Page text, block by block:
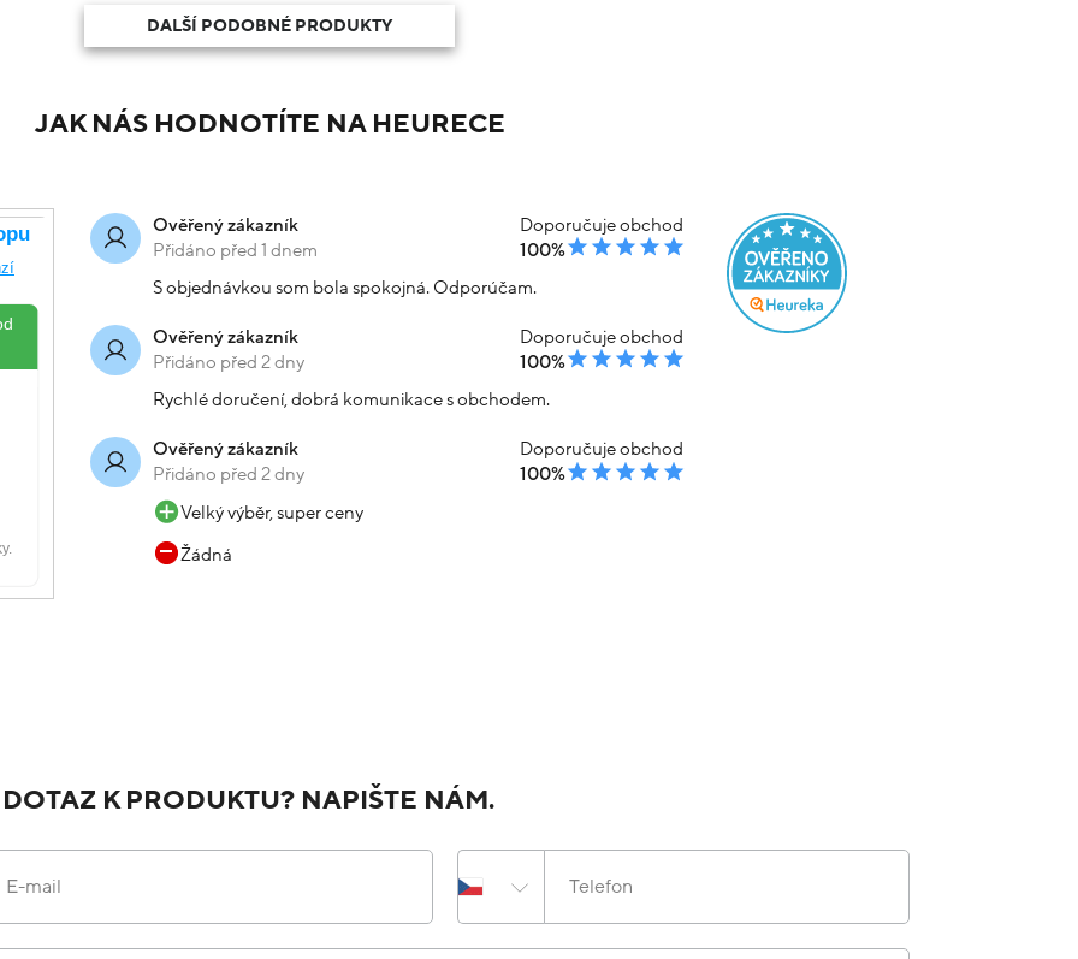
DALŠÍ PODOBNÉ PRODUKTY
JAK NÁS HODNOTÍTE NA HEURECE
Ověřený zákazník
Přidáno před 1 dnem
Doporučuje obchod
100%
S objednávkou som bola spokojná. Odporúčam.
Ověřený zákazník
Přidáno před 2 dny
Doporučuje obchod
100%
Rychlé doručení, dobrá komunikace s obchodem.
Ověřený zákazník
Přidáno před 2 dny
Doporučuje obchod
100%
Velký výběr, super ceny
Žádná
K PRODUKTU? NAPIŠTE NÁM.
E-mail Telefon